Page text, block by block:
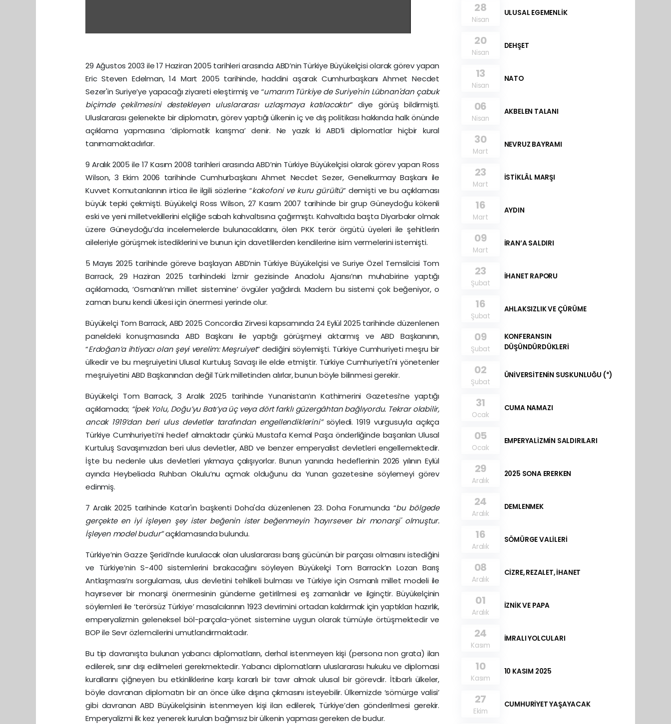
29 Ağustos 2003 ile 17 Haziran 2005 tarihleri arasında ABD’nin Türkiye Büyükelçisi olarak görev yapan
Eric Steven Edelman, 14 Mart 2005 tarihinde, haddini aşarak Cumhurbaşkanı Ahmet Necdet
Sezer'in Suriye’ye yapacağı ziyareti eleştirmiş ve “umarım Türkiye de Suriye'nin Lübnan'dan çabuk
biçimde çekilmesini destekleyen uluslararası uzlaşmaya katılacaktır” diye görüş bildirmişti.
Uluslararası gelenekte bir diplomatın, görev yaptığı ülkenin iç ve dış politikası hakkında halk önünde
açıklama yapmasına ‘diplomatik karışma’ denir. Ne yazık ki ABD’li diplomatlar hiçbir kural
tanımamaktadırlar.
9 Aralık 2005 ile 17 Kasım 2008 tarihleri arasında ABD’nin Türkiye Büyükelçisi olarak görev yapan Ross
Wilson, 3 Ekim 2006 tarihinde Cumhurbaşkanı Ahmet Necdet Sezer, Genelkurmay Başkanı ile
Kuvvet Komutanlarının irtica ile ilgili sözlerine “kakofoni ve kuru gürültü” demişti ve bu açıklaması
büyük tepki çekmişti. Büyükelçi Ross Wilson, 27 Kasım 2007 tarihinde bir grup Güneydoğu kökenli
eski ve yeni milletvekillerini elçiliğe sabah kahvaltısına çağırmıştı. Kahvaltıda başta Diyarbakır olmak
üzere Güneydoğu’da incelemelerde bulunacaklarını, ölen PKK terör örgütü üyeleri ile şehitlerin
aileleriyle görüşmek istediklerini ve bunun için davetlilerden kendilerine isim vermelerini istemişti.
5 Mayıs 2025 tarihinde göreve başlayan ABD’nin Türkiye Büyükelçisi ve Suriye Özel Temsilcisi Tom
Barrack, 29 Haziran 2025 tarihindeki İzmir gezisinde Anadolu Ajansı’nın muhabirine yaptığı
açıklamada, ‘Osmanlı’nın millet sistemine’ övgüler yağdırdı. Madem bu sistemi çok beğeniyor, o
zaman bunu kendi ülkesi için önermesi yerinde olur.
Büyükelçi Tom Barrack, ABD 2025 Concordia Zirvesi kapsamında 24 Eylül 2025 tarihinde düzenlenen
paneldeki konuşmasında ABD Başkanı ile yaptığı görüşmeyi aktarmış ve ABD Başkanının,
“Erdoğan’a ihtiyacı olan şeyi verelim: Meşruiyet” dediğini söylemişti. Türkiye Cumhuriyeti meşru bir
ülkedir ve bu meşruiyetini Ulusal Kurtuluş Savaşı ile elde etmiştir. Türkiye Cumhuriyeti'ni yönetenler
meşruiyetini ABD Başkanından değil Türk milletinden alırlar, bunun böyle bilinmesi gerekir.
Büyükelçi Tom Barrack, 3 Aralık 2025 tarihinde Yunanistan’ın Kathimerini Gazetesi’ne yaptığı
açıklamada; “İpek Yolu, Doğu’yu Batı’ya üç veya dört farklı güzergâhtan bağlıyordu. Tekrar olabilir,
ancak 1919’dan beri ulus devletler tarafından engellendiklerini”söyledi. 1919 vurgusuyla açıkça
Türkiye Cumhuriyeti’ni hedef almaktadır çünkü Mustafa Kemal Paşa önderliğinde başarılan Ulusal
Kurtuluş Savaşımızdan beri ulus devletler, ABD ve benzer emperyalist devletleri engellemektedir.
İşte bu nedenle ulus devletleri yıkmaya çalışıyorlar. Bunun yanında hedeflerinin 2026 yılının Eylül
ayında Heybeliada Ruhban Okulu’nu açmak olduğunu da Yunan gazetesine söylemeyi görev
edinmiş.
7 Aralık 2025 tarihinde Katar'ın başkenti Doha'da düzenlenen 23. Doha Forumunda “bu bölgede
gerçekte en iyi işleyen şey ister beğenin ister beğenmeyin 'hayırsever bir monarşi' olmuştur.
İşleyen model budur”açıklamasında bulundu.
Türkiye’nin Gazze Şeridi’nde kurulacak olan uluslararası barış gücünün bir parçası olmasını istediğini
ve Türkiye’nin S-400 sistemlerini bırakacağını söyleyen Büyükelçi Tom Barrack’ın Lozan Barış
Antlaşması’nı sorgulaması, ulus devletini tehlikeli bulması ve Türkiye için Osmanlı millet modeli ile
hayırsever bir monarşi önermesinin gündeme getirilmesi eş zamanlıdır ve ilginçtir. Büyükelçinin
söylemleri ile ‘terörsüz Türkiye’ masalcılarının 1923 devrimini ortadan kaldırmak için yaptıkları hazırlık,
emperyalizmin geleneksel böl-parçala-yönet sistemine uygun olarak tümüyle örtüşmektedir ve
BOP ile Sevr özlemcilerini umutlandırmaktadır.
Bu tip davranışta bulunan yabancı diplomatların, derhal istenmeyen kişi (persona non grata) ilan
edilerek, sınır dışı edilmeleri gerekmektedir. Yabancı diplomatların uluslararası hukuku ve diplomasi
kurallarını çiğneyen bu etkinliklerine karşı kararlı bir tavır almak ulusal bir görevdir. İtibarlı ülkeler,
böyle davranan diplomatın bir an önce ülke dışına çıkmasını isteyebilir. Ülkemizde ‘sömürge valisi’
gibi davranan ABD Büyükelçisinin istenmeyen kişi ilan edilerek, Türkiye’den gönderilmesi gerekir.
Emperyalizmi ilk kez yenerek kurulan bağımsız bir ülkenin yapması gereken de budur.
28
Nisan
ULUSAL EGEMENLİK
20
Nisan
DEHŞET
13
Nisan
NATO
06
Nisan
AKBELEN TALANI
30
Mart
NEVRUZ BAYRAMI
23
Mart
İSTİKLÂL MARŞI
16
Mart
AYDIN
09
Mart
İRAN’A SALDIRI
23
Şubat
İHANET RAPORU
16
Şubat
AHLAKSIZLIK VE ÇÜRÜME
09
Şubat
KONFERANSIN
DÜŞÜNDÜRDÜKLERİ
02
Şubat
ÜNİVERSİTENİN SUSKUNLUĞU (*)
31
Ocak
CUMA NAMAZI
05
Ocak
EMPERYALİZMİN SALDIRILARI
29
Aralık
2025 SONA ERERKEN
24
Aralık
DEMLENMEK
16
Aralık
SÖMÜRGE VALİLERİ
08
Aralık
CİZRE, REZALET, İHANET
01
Aralık
İZNİK VE PAPA
24
Kasım
İMRALI YOLCULARI
10
Kasım
10 KASIM 2025
27
Ekim
CUMHURİYET YAŞAYACAK